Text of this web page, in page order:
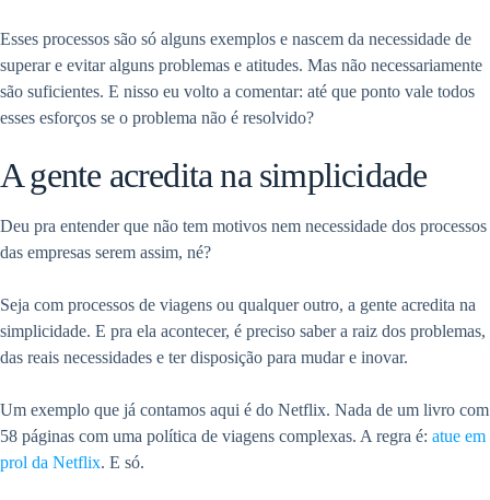
Esses processos são só alguns exemplos e nascem da necessidade de
superar e evitar alguns problemas e atitudes. Mas não necessariamente
são suficientes. E nisso eu volto a comentar: até que ponto vale todos
esses esforços se o problema não é resolvido?
A gente acredita na simplicidade
Deu pra entender que não tem motivos nem necessidade dos processos
das empresas serem assim, né?
Seja com processos de viagens ou qualquer outro, a gente acredita na
simplicidade. E pra ela acontecer, é preciso saber a raiz dos problemas,
das reais necessidades e ter disposição para mudar e inovar.
Um exemplo que já contamos aqui é do Netflix. Nada de um livro com
58 páginas com uma política de viagens complexas. A regra é: atue em
prol da Netflix. E só.